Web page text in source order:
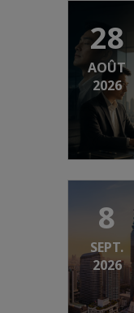
28
AOÛT
2026
8
SEPT.
2026